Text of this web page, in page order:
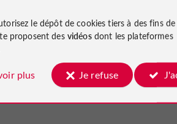
9,8 km
Voir toute la
le dépôt de cookies tiers à des fins de
proposent des vidéosdont les plateformes
plus Je refuse